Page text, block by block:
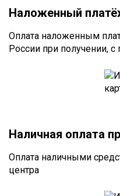
Наложенный
Оплата наложенным
России при получении,
Наличная оплата
Оплата наличными
центра